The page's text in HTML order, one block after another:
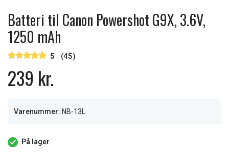
Batteri til Canon Powershot G9X, 3.6V,
1250 mAh
5 (45)
239 kr.
Varenummer: NB-13L
På lager